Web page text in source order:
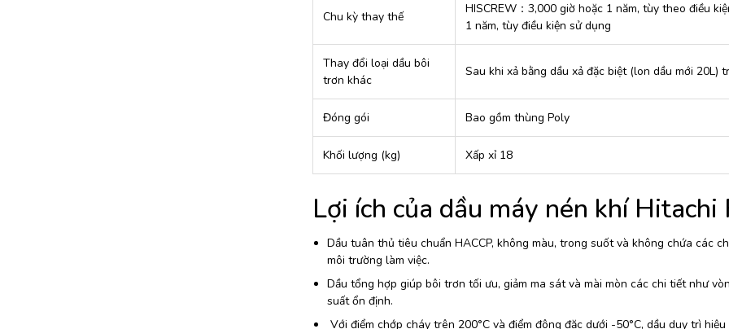
Chu kỳ thay thế
HISCREW：3,000 giờ hoặc 1 năm, tùy theo điều
1 năm, tùy điều kiện sử dụng
Thay đổi loại dầu bôi
trơn khác
Sau khi xả bằng dầu xả đặc biệt (lon dầu mới 20L)
Đóng gói Bao gồm thùng Poly
Khối lượng (kg) Xấp xỉ 18
Lợi ích của dầu máy nén khí
Dầu tuân thủ tiêu chuẩn HACCP, không màu, trong suốt và không chứa các
môi trường làm việc.
Dầu tổng hợp giúp bôi trơn tối ưu, giảm ma sát và mài mòn các chi tiết như
suất ổn định.
Với điểm chớp cháy trên 200°C và điểm đông đặc dưới -50°C, dầu duy trì